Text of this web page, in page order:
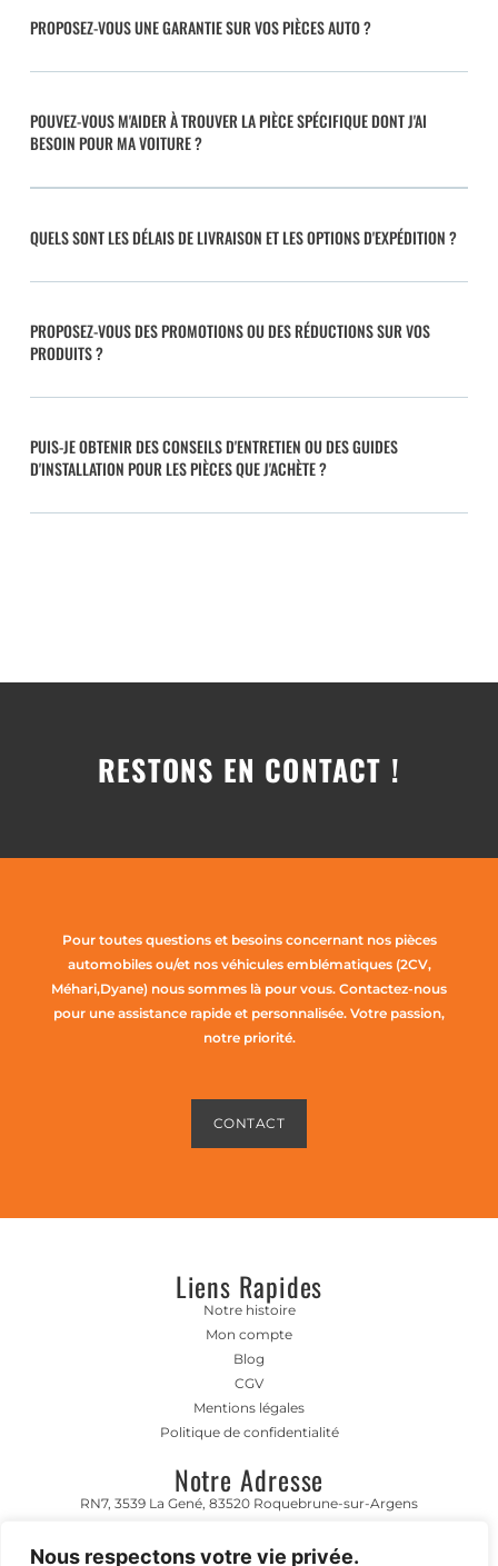
Nous respectons votre vie privée.
PROPOSEZ-VOUS UNE GARANTIE SUR VOS PIÈCES AUTO ?
POUVEZ-VOUS M'AIDER À TROUVER LA PIÈCE SPÉCIFIQUE DONT J'AI
BESOIN POUR MA VOITURE ?
QUELS SONT LES DÉLAIS DE LIVRAISON ET LES OPTIONS D'EXPÉDITION ?
PROPOSEZ-VOUS DES PROMOTIONS OU DES RÉDUCTIONS SUR VOS
PRODUITS ?
PUIS-JE OBTENIR DES CONSEILS D'ENTRETIEN OU DES GUIDES
D'INSTALLATION POUR LES PIÈCES QUE J'ACHÈTE ?
RESTONS EN CONTACT !
Pour toutes questions et besoins concernant nos pièces
automobiles ou/et nos véhicules emblématiques (2CV,
Méhari,Dyane) nous sommes là pour vous. Contactez-nous
pour une assistance rapide et personnalisée. Votre passion,
notre priorité.
CONTACT
Liens Rapides
Notre histoire
Mon compte
Blog
CGV
Mentions légales
Politique de confidentialité
Notre Adresse
RN7, 3539 La Gené, 83520 Roquebrune-sur-Argens
Horaire D'ouverture